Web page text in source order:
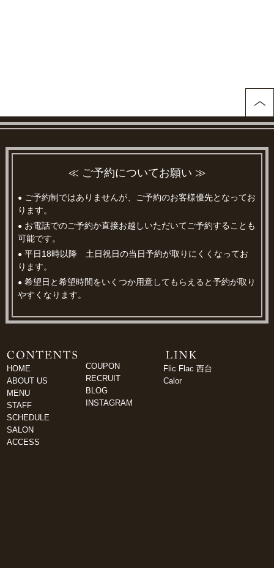
≪ ご予約についてお願い ≫
● ご予約制ではありませんが、ご予約のお客様優先となってお
ります。
● お電話でのご予約か直接お越しいただいてご予約することも
可能です。
● 平日18時以降 土日祝日の当日予約が取りにくくなってお
ります。
● 希望日と希望時間をいくつか用意してもらえると予約が取り
やすくなります。
HOME
ABOUT US
MENU
STAFF
SCHEDULE
SALON
ACCESS
COUPON
RECRUIT
BLOG
INSTAGRAM
Flic Flac 西台
Calor